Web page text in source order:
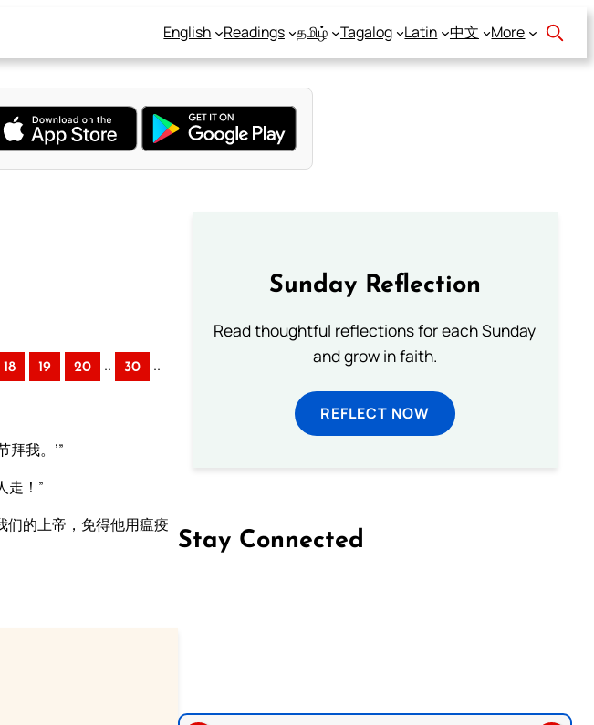
English Readings தமிழ் Tagalog Latin 中文 More
18 19 20 .. 30 ..
我。’”
走！”
们的上帝，免得他用瘟疫
Sunday Reflection
Read thoughtful reflections for each Sunday
and grow in faith.
REFLECT NOW
Stay Connected